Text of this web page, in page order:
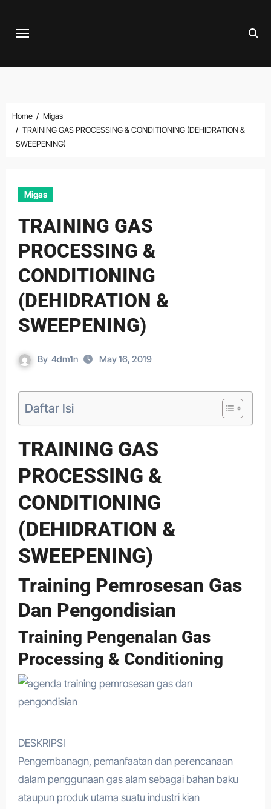
Home
Migas
TRAINING GAS PROCESSING & CONDITIONING (DEHIDRATION &
SWEEPENING)
Migas
TRAINING GAS
PROCESSING &
CONDITIONING
(DEHIDRATION &
SWEEPENING)
By 4dm1n May 16, 2019
Daftar Isi
TRAINING GAS
PROCESSING &
CONDITIONING
(DEHIDRATION &
SWEEPENING)
Training Pemrosesan Gas
Dan Pengondisian
Training Pengenalan Gas
Processing & Conditioning
DESKRIPSI
Pengembanagn, pemanfaatan dan perencanaan
dalam penggunaan gas alam sebagai bahan baku
ataupun produk utama suatu industri kian